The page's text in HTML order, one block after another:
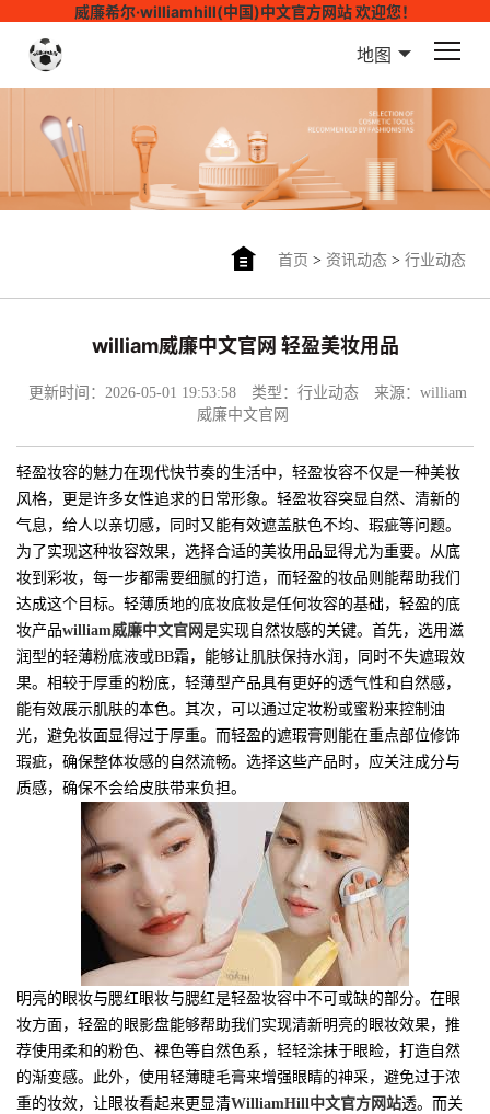
威廉希尔·williamhill(中国)中文官方网站 欢迎您！
地图
首页 > 资讯动态> 行业动态
william威廉中文官网 轻盈美妆用品
更新时间：2026-05-01 19:53:58 类型：行业动态
来源：william
威廉中文官网
轻盈妆容的魅力在现代快节奏的生活中，轻盈妆容不仅是一种美妆
风格，更是许多女性追求的日常形象。轻盈妆容突显自然、清新的
气息，给人以亲切感，同时又能有效遮盖肤色不均、瑕疵等问题。
为了实现这种妆容效果，选择合适的美妆用品显得尤为重要。从底
妆到彩妆，每一步都需要细腻的打造，而轻盈的妆品则能帮助我们
达成这个目标。轻薄质地的底妆底妆是任何妆容的基础，轻盈的底
妆产品william威廉中文官网是实现自然妆感的关键。首先，选用滋
润型的轻薄粉底液或BB霜，能够让肌肤保持水润，同时不失遮瑕效
果。相较于厚重的粉底，轻薄型产品具有更好的透气性和自然感，
能有效展示肌肤的本色。其次，可以通过定妆粉或蜜粉来控制油
光，避免妆面显得过于厚重。而轻盈的遮瑕膏则能在重点部位修饰
瑕疵，确保整体妆感的自然流畅。选择这些产品时，应关注成分与
质感，确保不会给皮肤带来负担。
明亮的眼妆与腮红眼妆与腮红是轻盈妆容中不可或缺的部分。在眼
妆方面，轻盈的眼影盘能够帮助我们实现清新明亮的眼妆效果，推
荐使用柔和的粉色、裸色等自然色系，轻轻涂抹于眼睑，打造自然
的渐变感。此外，使用轻薄睫毛膏来增强眼睛的神采，避免过于浓
重的妆效，让眼妆看起来更显清WilliamHill中文官方网站透。而关